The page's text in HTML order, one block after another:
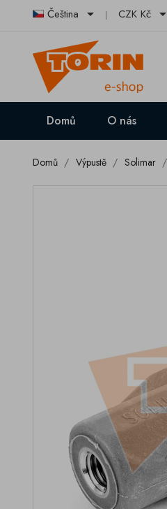
Čeština  CZK Kč 
Domů O nás
Domů Výpustě Solimar